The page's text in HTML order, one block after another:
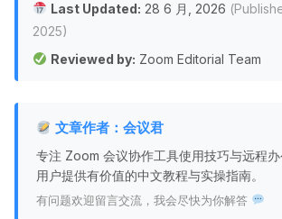
Last Updated: 28 6 月, 2026
2025)
Reviewed by: Zoom Editorial Team
文章作者：会议君
专注 Zoom 会议协作工具使用技巧与远程
用户提供有价值的中文教程与实操指南。
有问题欢迎留言交流，我会尽快为你解答